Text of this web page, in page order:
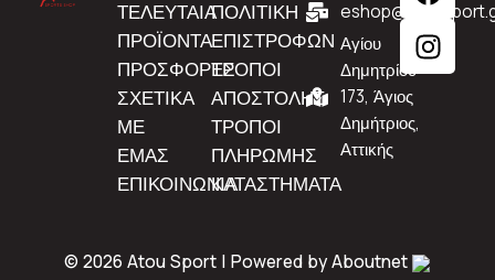
ΤΕΛΕΥΤΑΙΑ
ΠΡΟΪΟΝΤΑ
ΠΡΟΣΦΟΡΕΣ
ΣΧΕΤΙΚΑ
ΜΕ
ΕΜΑΣ
ΕΠΙΚΟΙΝΩΝΙΑ
ΠΟΛΙΤΙΚΗ
ΕΠΙΣΤΡΟΦΩΝ
ΤΡΟΠΟΙ
ΑΠΟΣΤΟΛΗΣ
ΤΡΟΠΟΙ
ΠΛΗΡΩΜΗΣ
ΚΑΤΑΣΤΗΜΑΤΑ
Αγίου
Δημητρίου
173, Άγιος
Δημήτριος,
Αττικής
© 2026 Atou Sport | Powered byAboutnet